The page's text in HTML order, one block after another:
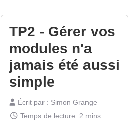
TP2 - Gérer vos
modules n'a
jamais été aussi
simple
Écrit par : Simon Grange
Temps de lecture: 2 mins